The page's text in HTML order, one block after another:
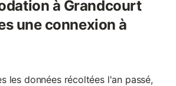
à Grandcourt
une connexion à
les données récoltées l'an passé,